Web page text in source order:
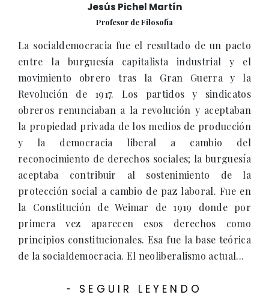
Jesús Pichel Martín
Profesor de Filosofía
La socialdemocracia fue el resultado de un pacto
entre la burguesía capitalista industrial y el
movimiento obrero tras la Gran Guerra y la
Revolución de 1917. Los partidos y sindicatos
obreros renunciaban a la revolución y aceptaban
la propiedad privada de los medios de producción
y la democracia liberal a cambio del
reconocimiento de derechos sociales; la burguesía
aceptaba contribuir al sostenimiento de la
protección social a cambio de paz laboral. Fue en
la Constitución de Weimar de 1919 donde por
primera vez aparecen esos derechos como
principios constitucionales. Esa fue la base teórica
de la socialdemocracia. El neoliberalismo actual...
- SEGUIR LEYENDO